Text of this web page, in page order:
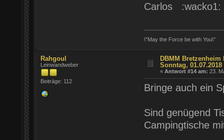
Carlos :wacko1:
\"May the Force be with You\"
Rahgoul
Leinwandweber
Beiträge: 112
DBMM Bretzenheim
Sonntag, 01.07.2018
«Antwort #14 am: 23.
Bringe auch ein
Sind genügend
Campingtische